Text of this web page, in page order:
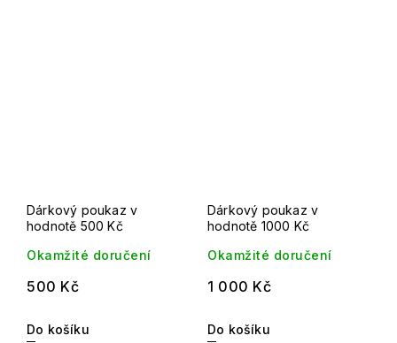
Dárkový poukaz v
hodnotě 500 Kč
Okamžité doručení
500 Kč
Do košíku
Dárkový poukaz v
hodnotě 1000 Kč
Okamžité doručení
1 000 Kč
Do košíku